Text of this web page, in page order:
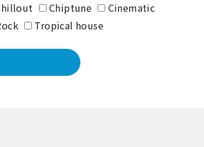
Chiptune
Cinematic
Tropical house